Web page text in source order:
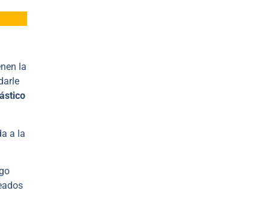
la
a la